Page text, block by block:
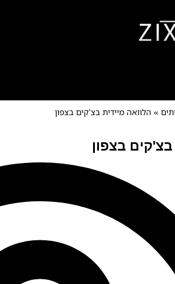
» הלוואה מיידית בצ'קים בצפון
בצ'קים בצפון